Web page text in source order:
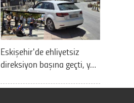
Eskişehir'de ehliyetsiz
direksiyon başına geçti, y…